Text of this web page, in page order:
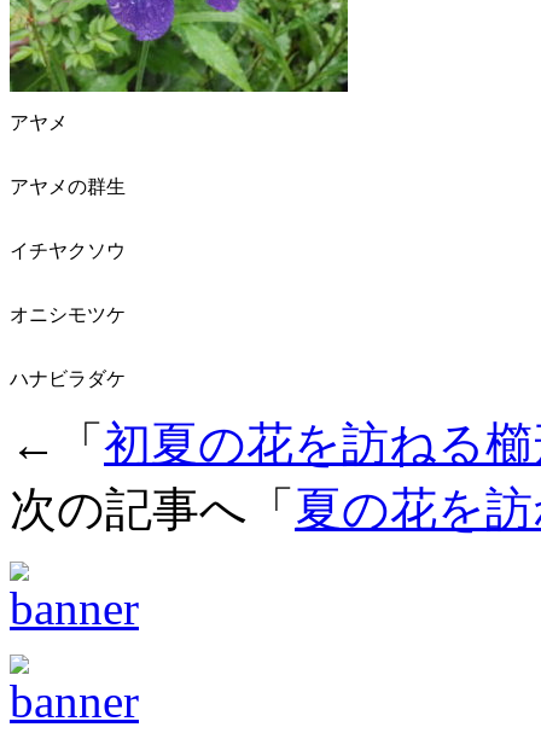
アヤメ
アヤメの群生
イチヤクソウ
オニシモツケ
ハナビラダケ
←「 初夏の花を訪ねる
次の記事へ「 夏の花を